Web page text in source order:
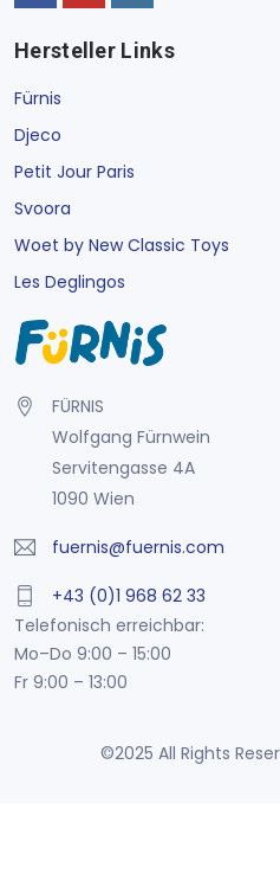
Hersteller Links
Fürnis
Djeco
Petit Jour Paris
Svoora
Woet by New Classic Toys
Les Deglingos
FÜRNIS
Wolfgang Fürnwein
Servitengasse 4A
1090 Wien
fuernis@fuernis.com
+43 (0)1 968 62 33
Telefonisch erreichbar:
Mo–Do 9:00 – 15:00
Fr 9:00 – 13:00
©2025 All Rights